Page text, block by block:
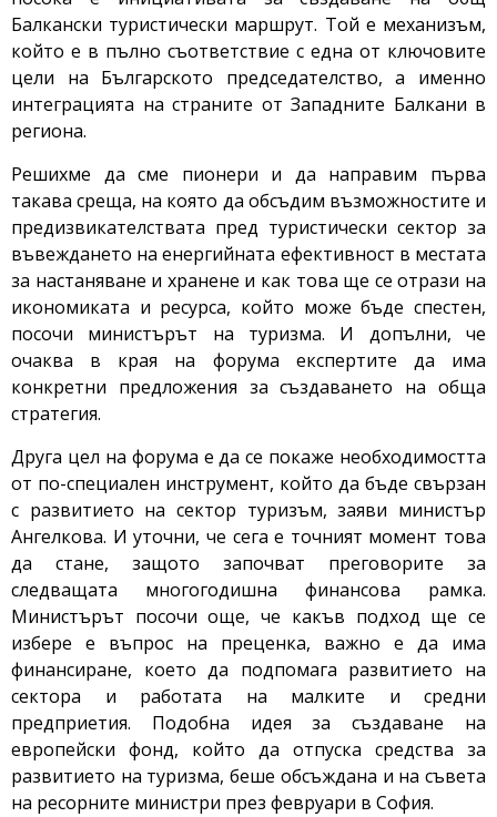
Балкански туристически маршрут. Той е механизъм,
който е в пълно съответствие с една от ключовите
цели на Българското председателство, а именно
интеграцията на страните от Западните Балкани в
региона.
Решихме да сме пионери и да направим първа
такава среща, на която да обсъдим възможностите и
предизвикателствата пред туристически сектор за
въвеждането на енергийната ефективност в местата
за настаняване и хранене и как това ще се отрази на
икономиката и ресурса, който може бъде спестен,
посочи министърът на туризма. И допълни, че
очаква в края на форума експертите да има
конкретни предложения за създаването на обща
стратегия.
Друга цел на форума е да се покаже необходимостта
от по-специален инструмент, който да бъде свързан
с развитието на сектор туризъм, заяви министър
Ангелкова. И уточни, че сега е точният момент това
да стане, защото започват преговорите за
следващата многогодишна финансова рамка.
Министърът посочи още, че какъв подход ще се
избере е въпрос на преценка, важно е да има
финансиране, което да подпомага развитието на
сектора и работата на малките и средни
предприетия. Подобна идея за създаване на
европейски фонд, който да отпуска средства за
развитието на туризма, беше обсъждана и на съвета
на ресорните министри през февруари в София.